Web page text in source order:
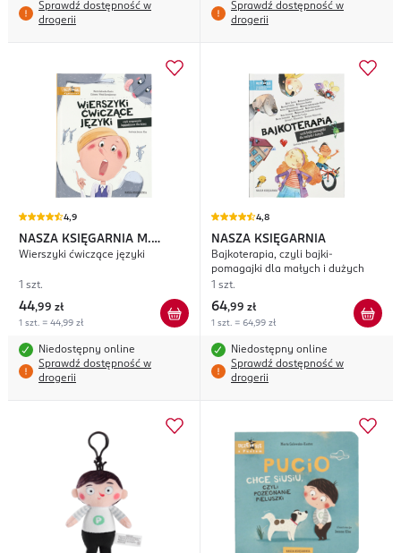
Sprawdź dostępność w
drogerii
Sprawdź dostępność w
drogerii
4,9
NASZA KSIĘGARNIA M.
Galewska-Kustra, E. W.
Szwajkowscy
Wierszyki ćwiczące języki
1 szt.
44,99 zł
1 szt. = 44,99 zł
Niedostępny online
Sprawdź dostępność w
drogerii
4,8
NASZA KSIĘGARNIA
Bajkoterapia, czyli bajki-
pomagajki dla małych i dużych
1 szt.
64,99 zł
1 szt. = 64,99 zł
Niedostępny online
Sprawdź dostępność w
drogerii